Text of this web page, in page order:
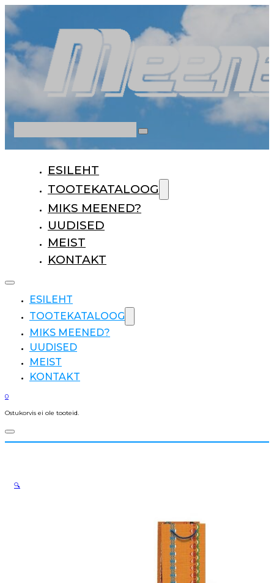
ESILEHT
TOOTEKATALOOG
MIKS MEENED?
UUDISED
MEIST
KONTAKT
ESILEHT
TOOTEKATALOOG
MIKS MEENED?
UUDISED
MEIST
KONTAKT
0
Ostukorvis ei ole tooteid.
🔍